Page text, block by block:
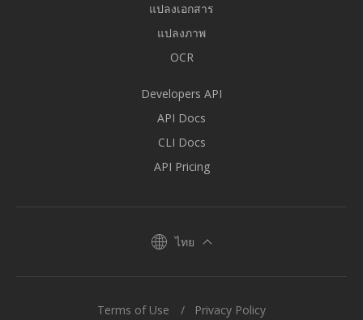
แปลงเอกสาร
แปลงภาพ
OCR
Developers API
API Docs
CLI Docs
API Pricing
ไทย
Terms of Use Privacy Policy